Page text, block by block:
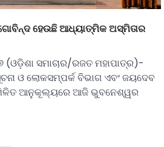
ହେଉଛି ଆଧ୍ୟାତ୍ମିକ ଅସ୍ମିତାର
ସମାଚାର/ରଜତ ମହାପାତ୍ର)-
ଓ ଲୋକସମ୍ପର୍କ ବିଭାଗ ଏବଂ ଜୟଦେବ
ଆନୁକୂଲ୍ୟରେ ଆଜି ଭୁବନେଶ୍ୱର